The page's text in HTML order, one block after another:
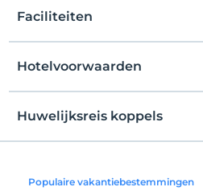
Faciliteiten
Vrij wifi
kamers
Hotelvoorwaarden
Check in
Na 14:00
Uitchecken
huisdier
Huwelijksreis koppels
kamer decoratie
Populaire vakantiebestemmingen